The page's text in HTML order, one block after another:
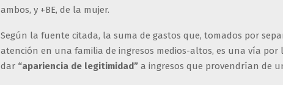
ambos, y +BE, de la mujer.
Según la fuente citada, la suma de gastos que, tomados por
atención en una familia de ingresos medios-altos, es una vía
dar “apariencia de legitimidad” a ingresos que provendrían de